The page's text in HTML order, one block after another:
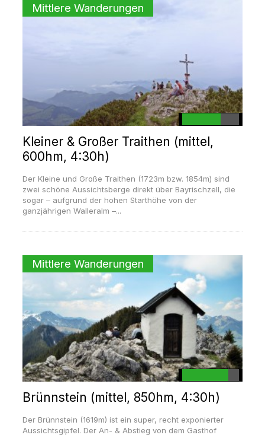
Mittlere Wanderungen
Kleiner & Großer Traithen (mittel,
600hm, 4:30h)
Der Kleine und Große Traithen (1723m bzw. 1854m) sind
zwei schöne Aussichtsberge direkt über Bayrischzell, die
sogar – aufgrund der hohen Starthöhe von der
ganzjährigen Walleralm –...
Mittlere Wanderungen
Brünnstein (mittel, 850hm, 4:30h)
Der Brünnstein (1619m) ist ein super, recht exponierter
Aussichtsgipfel. Der An- & Abstieg von dem Gasthof